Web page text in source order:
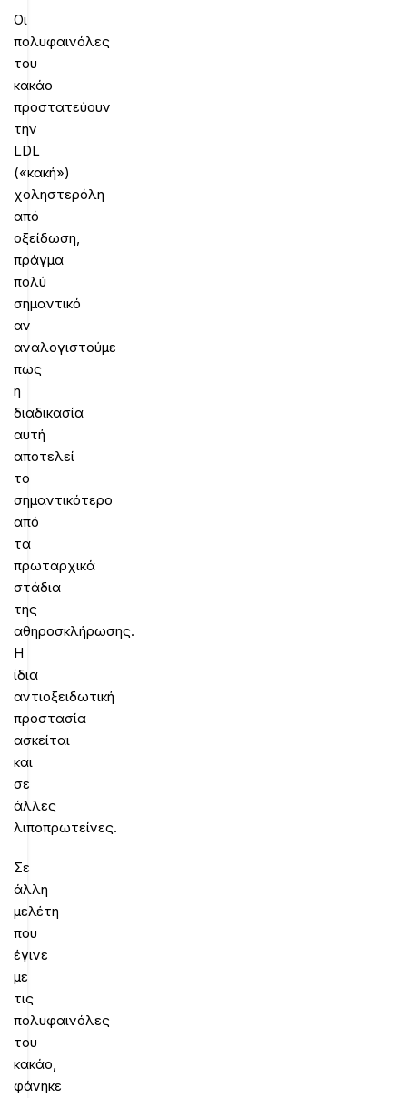
Οι
πολυφαινόλες
του
κακάο
προστατεύουν
την
LDL
(«κακή»)
χοληστερόλη
από
οξείδωση,
πράγμα
πολύ
σημαντικό
αν
αναλογιστούμε
πως
η
διαδικασία
αυτή
αποτελεί
το
σημαντικότερο
από
τα
πρωταρχικά
στάδια
της
αθηροσκλήρωσης.
Η
ίδια
αντιοξειδωτική
προστασία
ασκείται
και
σε
άλλες
λιποπρωτείνες.
Σε
άλλη
μελέτη
που
έγινε
με
τις
πολυφαινόλες
του
κακάο,
φάνηκε